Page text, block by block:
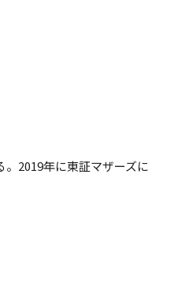
2019年に東証マザーズに